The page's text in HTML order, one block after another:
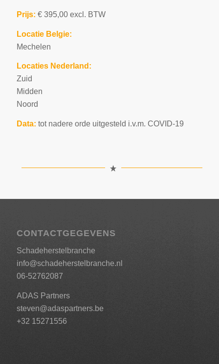
Prijs: € 395,00 excl. BTW
Locatie Belgie:
Mechelen
Locaties Nederland:
Zuid
Midden
Noord
Data: tot nadere orde uitgesteld i.v.m. COVID-19
CONTACTGEGEVENS
Schadeherstelbranche
info@schadeherstelbranche.nl
06-52762087
ADAS Partners
steven@adaspartners.be
+32 15271556